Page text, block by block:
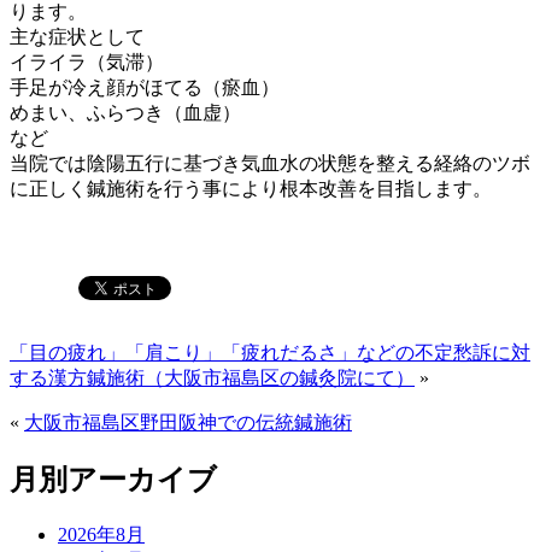
ります。
主な症状として
イライラ（気滞）
手足が冷え顔がほてる（瘀血）
めまい、ふらつき（血虚）
など
当院では陰陽五行に基づき気血水の状態を整える経絡のツボ
に正しく鍼施術を行う事により根本改善を目指します。
「目の疲れ」「肩こり」「疲れだるさ」などの不定愁訴に対
する漢方鍼施術（大阪市福島区の鍼灸院にて）
»
« 大阪市福島区野田阪神での伝統鍼施術
月別アーカイブ
2026年8月